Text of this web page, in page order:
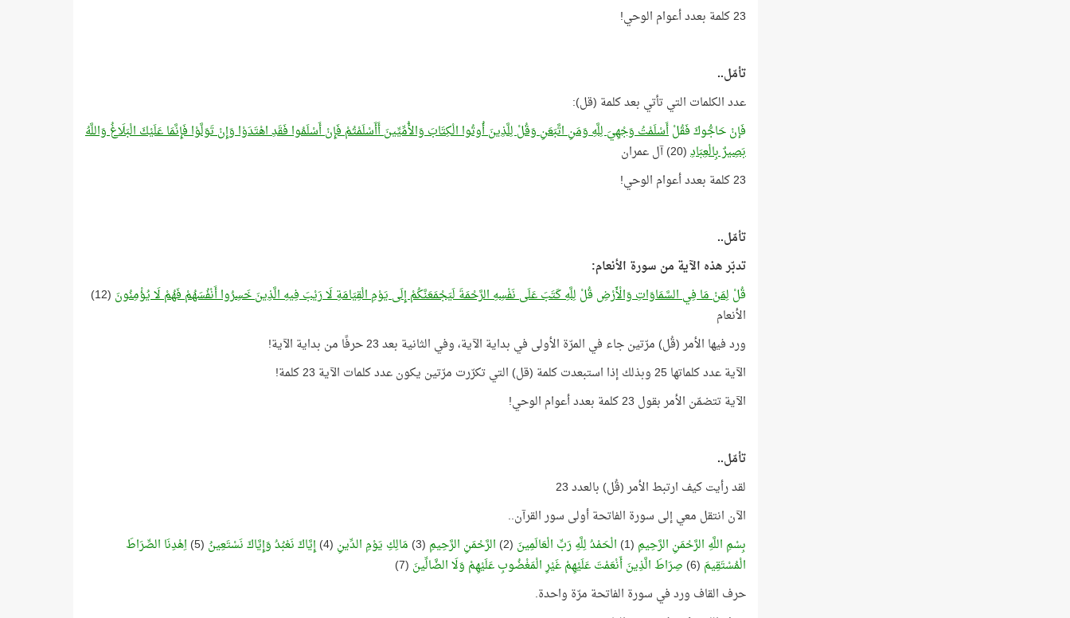
23 كلمة بعدد أعوام الوحي!
تأمّل..
عدد الكلمات التي تأتي بعد كلمة (قل):
فَإنْ حَاجُّوكَ فَقُلْأَسْلَمْتُ وَجْهِيَ لِلَّهِ وَمَنِ اتَّبَعَنِ وَقُلْ لِلَّذِينَ أُوتُوا الْكِتَابَ وَالأُمِّيِّينَ أَأَسْلَمْتُمْ فَإِنْ أَسْلَمُوا فَقَدِ اهْتَدَوْا وَإِنْ تَوَلَّوْا فَإِنَّمَا عَلَيْكَ الْبَلَاغُ وَاللَّهُ
بَصِيرٌ بِالْعِبَادِ(20) آل عمران
23 كلمة بعدد أعوام الوحي!
تأمّل..
تدبّر هذه الآية من سورة الأنعام:
قُلْلِمَنْ مَا فِي السَّمَاوَاتِ وَالْأَرْضِ قُلْلِلَّهِ كَتَبَ عَلَى نَفْسِهِ الرَّحْمَةَ لَيَجْمَعَنَّكُمْ إِلَى يَوْمِ الْقِيَامَةِ لَا رَيْبَ فِيهِ الَّذِينَ خَسِرُوا أَنْفُسَهُمْ فَهُمْ لَا يُؤْمِنُونَ
(12)
الأنعام
ورد فيها الأمر (قُل) مرّتين جاء في المرّة الأولى في بداية الآية، وفي الثانية بعد 23 حرفًا من بداية الآية!
الآية عدد كلماتها 25 وبذلك إذا استبعدت كلمة (قل) التي تكرّرت مرّتين يكون عدد كلمات الآية 23 كلمة!
الآية تتضمّن الأمر بقول 23 كلمة بعدد أعوام الوحي!
تأمّل..
لقد رأيت كيف ارتبط الأمر (قُل) بالعدد 23
الآن انتقل معي إلى سورة الفاتحة أولى سور القرآن..
بِسْمِ اللَّهِ الرَّحْمَنِ الرَّحِيمِ (1) الْحَمْدُ لِلَّهِ رَبِّ الْعَالَمِينَ (2) الرَّحْمَنِ الرَّحِيمِ (3) مَالِكِ يَوْمِ الدِّينِ (4) إِيَّاكَ نَعْبُدُ وَإِيَّاكَ نَسْتَعِينُ (5)
اِهْدِنَا الصِّرَاطَ
الْمُسْتَقِيمَ (6) صِرَاطَ الَّذِينَ أَنْعَمْتَ عَلَيْهِمْ غَيْرِ الْمَغْضُوبِ عَلَيْهِمْ وَلَا الضَّالِّينَ (7)
حرف القاف ورد في سورة الفاتحة مرّة واحدة.